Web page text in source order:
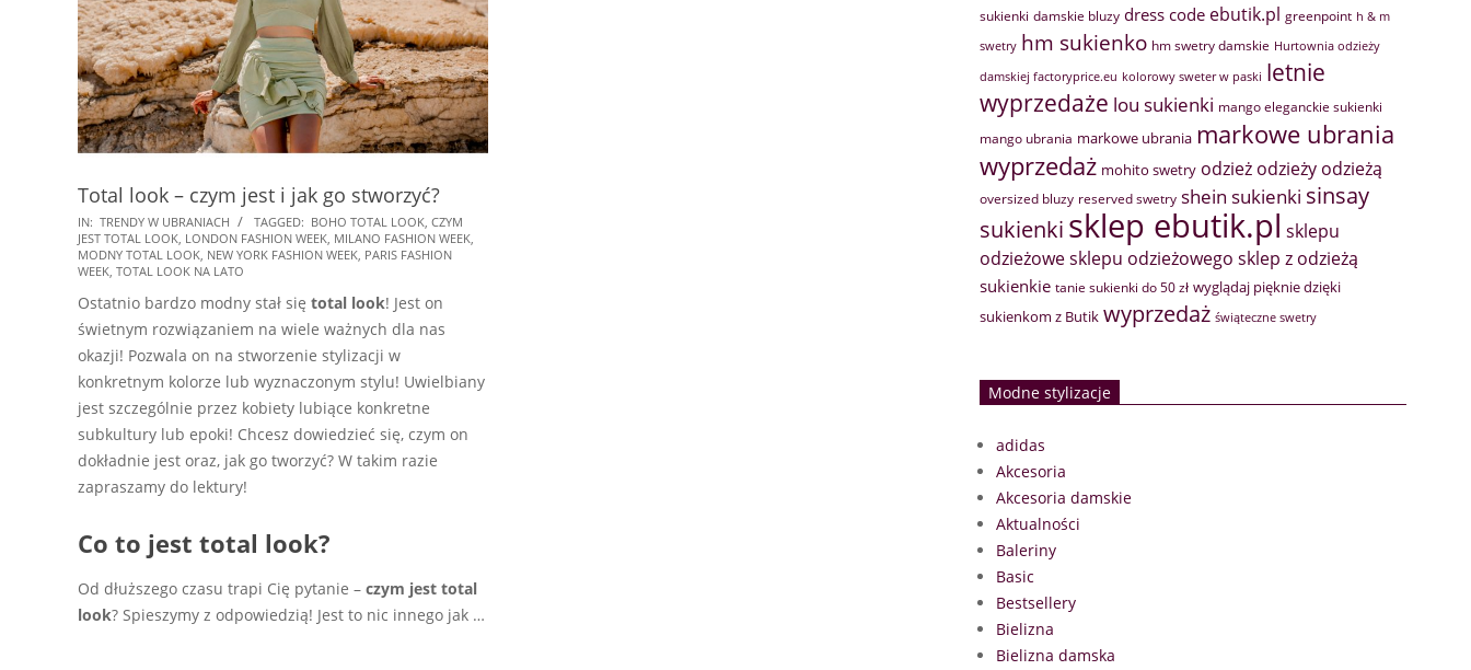
Total look – czym jest i jak go stworzyć?
2025-
08-
08
IN: TRENDY W UBRANIACH TAGGED: BOHO TOTAL LOOK CZYM
JEST TOTAL LOOK LONDON FASHION WEEK MILANO FASHION WEEK
MODNY TOTAL LOOK NEW YORK FASHION WEEK PARIS FASHION
WEEK TOTAL LOOK NA LATO
Ostatnio bardzo modny stał się total look! Jest on
świetnym rozwiązaniem na wiele ważnych dla nas
okazji! Pozwala on na stworzenie stylizacji w
konkretnym kolorze lub wyznaczonym stylu! Uwielbiany
jest szczególnie przez kobiety lubiące konkretne
subkultury lub epoki! Chcesz dowiedzieć się, czym on
dokładnie jest oraz, jak go tworzyć? W takim razie
zapraszamy do lektury!
Co to jest total look?
Od dłuższego czasu trapi Cię pytanie – czym jest total
look? Spieszymy z odpowiedzią! Jest to nic innego jak …
sukienki damskie bluzy dress code ebutik.pl greenpoint h & m
swetry hm sukienko hm swetry damskie Hurtownia odzieży
damskiej factoryprice.eu kolorowy sweter w paski letnie
wyprzedaże lou sukienki mango eleganckie sukienki
mango ubrania markowe ubrania markowe ubrania
wyprzedaż mohito swetry odzież odzieży odzieżą
oversized bluzy reserved swetry shein sukienki sinsay
sukienki sklep ebutik.pl sklepu
odzieżowesklepu odzieżowego sklep z odzieżą
sukienkie tanie sukienki do 50 zł wyglądaj pięknie dzięki
sukienkom z Butik wyprzedaż świąteczne swetry
Modne stylizacje
adidas
Akcesoria
Akcesoria damskie
Aktualności
Baleriny
Basic
Bestsellery
Bielizna
Bielizna damska